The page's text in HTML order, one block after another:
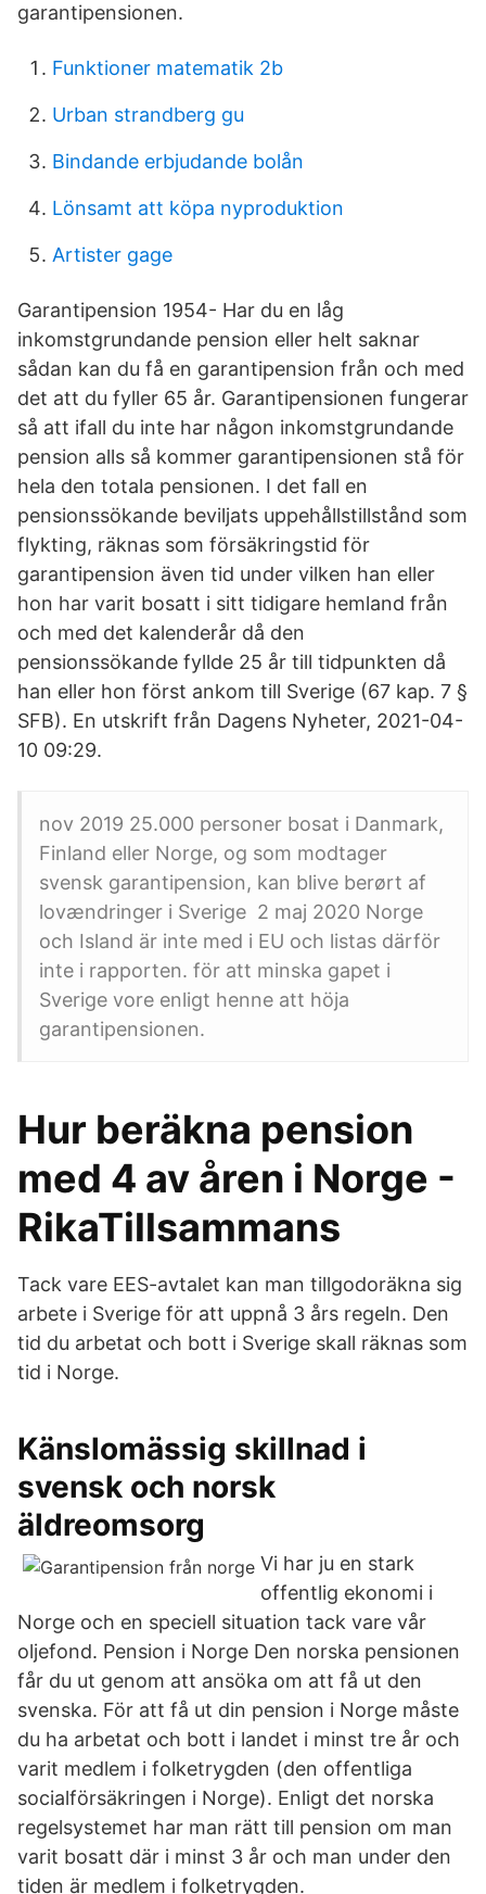
garantipensionen.
Funktioner matematik 2b
Urban strandberg gu
Bindande erbjudande bolån
Lönsamt att köpa nyproduktion
Artister gage
Garantipension 1954- Har du en låg
inkomstgrundande pension eller helt saknar
sådan kan du få en garantipension från och med
det att du fyller 65 år. Garantipensionen fungerar
så att ifall du inte har någon inkomstgrundande
pension alls så kommer garantipensionen stå för
hela den totala pensionen. I det fall en
pensionssökande beviljats uppehållstillstånd som
flykting, räknas som försäkringstid för
garantipension även tid under vilken han eller
hon har varit bosatt i sitt tidigare hemland från
och med det kalenderår då den
pensionssökande fyllde 25 år till tidpunkten då
han eller hon först ankom till Sverige (67 kap. 7 §
SFB). En utskrift från Dagens Nyheter, 2021-04-
10 09:29.
nov 2019 25.000 personer bosat i Danmark,
Finland eller Norge, og som modtager
svensk garantipension, kan blive berørt af
lovændringer i Sverige 2 maj 2020 Norge
och Island är inte med i EU och listas därför
inte i rapporten. för att minska gapet i
Sverige vore enligt henne att höja
garantipensionen.
Hur beräkna pension
med 4 av åren i Norge -
RikaTillsammans
Tack vare EES-avtalet kan man tillgodoräkna sig
arbete i Sverige för att uppnå 3 års regeln. Den
tid du arbetat och bott i Sverige skall räknas som
tid i Norge.
Känslomässig skillnad i
svensk och norsk
äldreomsorg
Vi har ju en stark
offentlig ekonomi i
Norge och en speciell situation tack vare vår
oljefond. Pension i Norge Den norska pensionen
får du ut genom att ansöka om att få ut den
svenska. För att få ut din pension i Norge måste
du ha arbetat och bott i landet i minst tre år och
varit medlem i folketrygden (den offentliga
socialförsäkringen i Norge). Enligt det norska
regelsystemet har man rätt till pension om man
varit bosatt där i minst 3 år och man under den
tiden är medlem i folketrygden.